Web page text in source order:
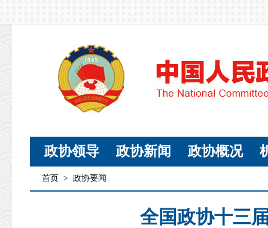
政协领导 政协新闻 政协概况
首页 > 政协要闻
全国政协十三